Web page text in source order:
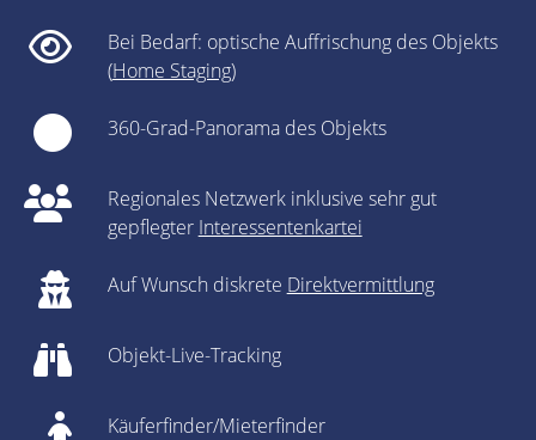
Bei Bedarf: optische Auffrischung des Objekts
(Home Staging)
360-Grad-Panorama des Objekts
Regionales Netzwerk inklusive sehr gut
gepflegter Interessentenkartei
Auf Wunsch diskrete Direktvermittlung
Objekt-Live-Tracking
Käuferfinder/Mieterfinder